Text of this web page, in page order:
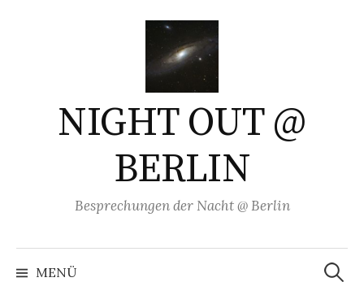
NIGHT OUT @
BERLIN
Besprechungen der Nacht @ Berlin
MENÜ
Suchen
nach: